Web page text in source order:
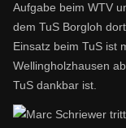
Aufgabe beim WTV
dem TuS Borgloh
Einsatz beim TuS ist
Wellingholzhausen
TuS dankbar ist.